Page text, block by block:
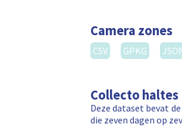
Camera zones
CSV GPKG
Collecto haltes
Deze dataset bevat
die zeven dagen op